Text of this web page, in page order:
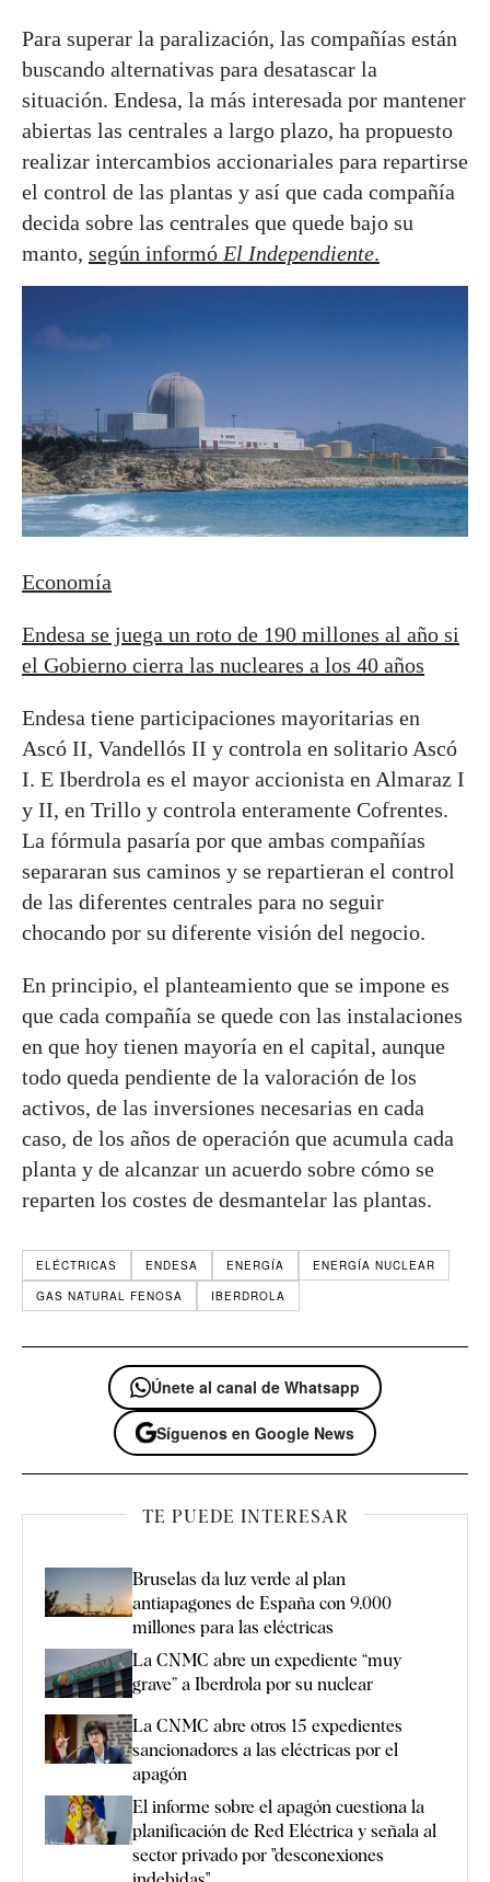
Para superar la paralización, las compañías están
buscando alternativas para desatascar la
situación. Endesa, la más interesada por mantener
abiertas las centrales a largo plazo, ha propuesto
realizar intercambios accionariales para repartirse
el control de las plantas y así que cada compañía
decida sobre las centrales que quede bajo su
manto, según informó El Independiente.
Economía
Endesa se juega un roto de 190 millones al año si
el Gobierno cierra las nucleares a los 40 años
Endesa tiene participaciones mayoritarias en
Ascó II, Vandellós II y controla en solitario Ascó
I. E Iberdrola es el mayor accionista en Almaraz I
y II, en Trillo y controla enteramente Cofrentes.
La fórmula pasaría por que ambas compañías
separaran sus caminos y se repartieran el control
de las diferentes centrales para no seguir
chocando por su diferente visión del negocio.
En principio, el planteamiento que se impone es
que cada compañía se quede con las instalaciones
en que hoy tienen mayoría en el capital, aunque
todo queda pendiente de la valoración de los
activos, de las inversiones necesarias en cada
caso, de los años de operación que acumula cada
planta y de alcanzar un acuerdo sobre cómo se
reparten los costes de desmantelar las plantas.
ELÉCTRICAS ENDESA ENERGÍA
ENERGÍA NUCLEAR
GAS NATURAL FENOSA
IBERDROLA
Únete al canal de Whatsapp
Síguenos en Google News
TE PUEDE INTERESAR
Bruselas da luz verde al plan
antiapagones de España con 9.000
millones para las eléctricas
La CNMC abre un expediente “muy
grave” a Iberdrola por su nuclear
La CNMC abre otros 15 expedientes
sancionadores a las eléctricas por el
apagón
El informe sobre el apagón cuestiona la
planificación de Red Eléctrica y señala al
sector privado por "desconexiones